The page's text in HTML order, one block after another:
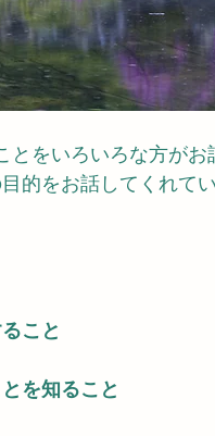
とをいろいろな方が
的をお話してくれてい
こと
を知ること